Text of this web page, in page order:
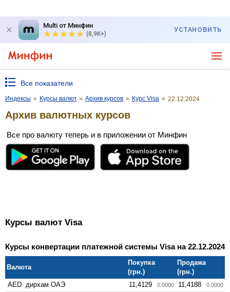
Multi от Минфин
(8,9K+)
УСТАНОВИТЬ
Все показатели
Индексы » Курсы валют » Архив курсов » Курс Visa » 22.12.2024
Архив валютных курсов
Все про валюту теперь и в приложении от Минфин
Курсы валют Visa
Курсы конвертации платежной системы Visa на 22.12.2024
Валюта
Покупка
(грн.)
Продажа
(грн.)
AED дирхам ОАЭ 11,4129 0.0000 11,4188 0.0000